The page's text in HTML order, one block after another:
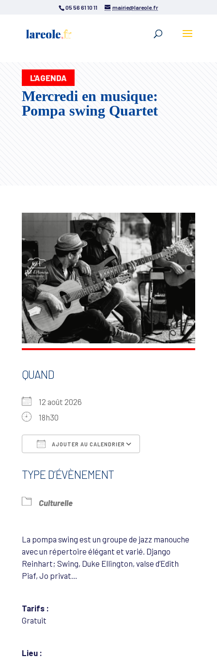
05 56 61 10 11 mairie@lareole.fr
L'AGENDA
Mercredi en musique:
Pompa swing Quartet
QUAND
12 août 2026
18h30
AJOUTER AU CALENDRIER
TYPE D’ÉVÈNEMENT
Culturelle
La pompa swing est un groupe de jazz manouche
avec un répertoire élégant et varié. Django
Reinhart; Swing, Duke Ellington, valse d’Edith
Piaf, Jo privat…
Tarifs :
Gratuit
Lieu :